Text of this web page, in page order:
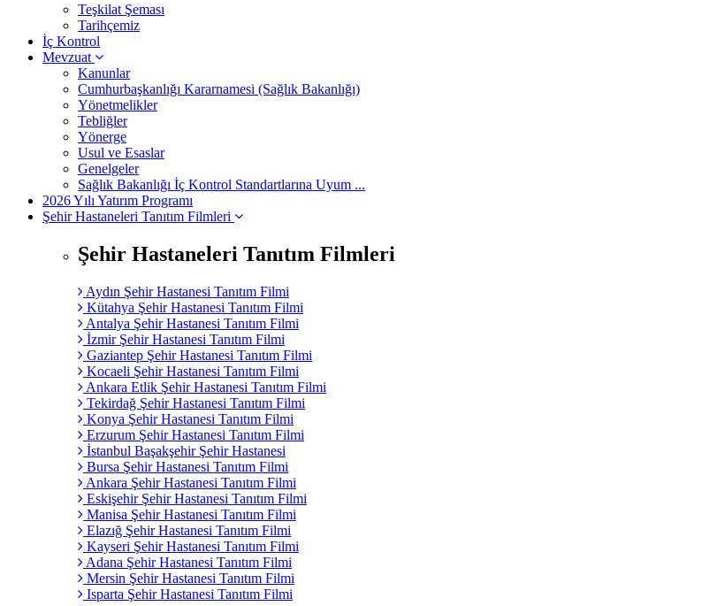
Teşkilat Şeması
Tarihçemiz
İç Kontrol
Mevzuat
Kanunlar
Cumhurbaşkanlığı Kararnamesi (Sağlık Bakanlığı)
Yönetmelikler
Tebliğler
Yönerge
Usul ve Esaslar
Genelgeler
Sağlık Bakanlığı İç Kontrol Standartlarına Uyum ...
2026 Yılı Yatırım Programı
Şehir Hastaneleri Tanıtım Filmleri
Şehir Hastaneleri Tanıtım Filmleri
Aydın Şehir Hastanesi Tanıtım Filmi
Kütahya Şehir Hastanesi Tanıtım Filmi
Antalya Şehir Hastanesi Tanıtım Filmi
İzmir Şehir Hastanesi Tanıtım Filmi
Gaziantep Şehir Hastanesi Tanıtım Filmi
Kocaeli Şehir Hastanesi Tanıtım Filmi
Ankara Etlik Şehir Hastanesi Tanıtım Filmi
Tekirdağ Şehir Hastanesi Tanıtım Filmi
Konya Şehir Hastanesi Tanıtım Filmi
Erzurum Şehir Hastanesi Tanıtım Filmi
İstanbul Başakşehir Şehir Hastanesi
Bursa Şehir Hastanesi Tanıtım Filmi
Ankara Şehir Hastanesi Tanıtım Filmi
Eskişehir Şehir Hastanesi Tanıtım Filmi
Manisa Şehir Hastanesi Tanıtım Filmi
Elazığ Şehir Hastanesi Tanıtım Filmi
Kayseri Şehir Hastanesi Tanıtım Filmi
Adana Şehir Hastanesi Tanıtım Filmi
Mersin Şehir Hastanesi Tanıtım Filmi
Isparta Şehir Hastanesi Tanıtım Filmi